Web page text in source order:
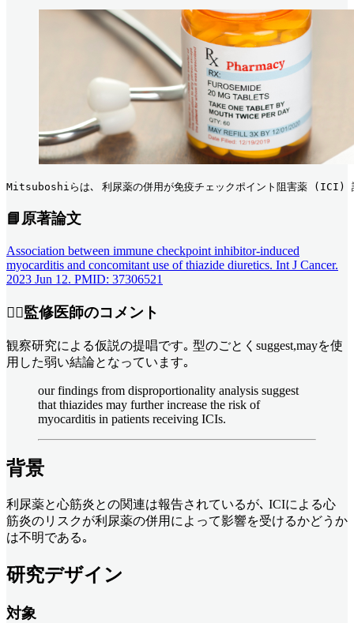
Mitsuboshiらは､ 利尿薬の併用が免疫チェックポイント阻害薬 (ICI)
📘原著論文
Association between immune checkpoint inhibitor-induced
myocarditis and concomitant use of thiazide diuretics. Int J Cancer.
2023 Jun 12. PMID: 37306521
👨‍⚕️監修医師のコメント
観察研究による仮説の提唱です｡ 型のごとくsuggest,mayを使
用した弱い結論となっています｡
our findings from disproportionality analysis suggest
that thiazides may further increase the risk of
myocarditis in patients receiving ICIs.
背景
利尿薬と心筋炎との関連は報告されているが､ ICIによる心
筋炎のリスクが利尿薬の併用によって影響を受けるかどうか
は不明である｡
研究デザイン
対象